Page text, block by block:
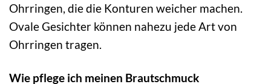
Ohrringen, die die Konturen weicher machen.
Ovale Gesichter können nahezu jede Art von
Ohrringen tragen.
Wie pflege ich meinen Brautschmuck